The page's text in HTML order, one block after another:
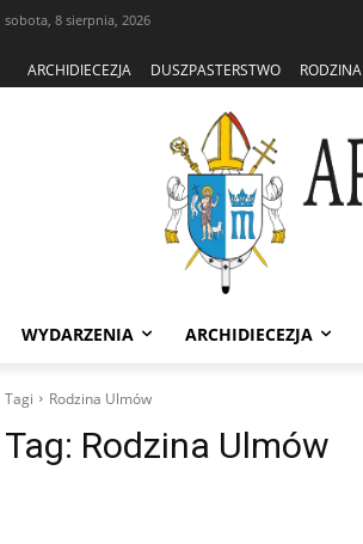
sobota, 8 sierpnia, 2026
ARCHIDIECEZJA DUSZPASTERSTWO RODZINA
WYDARZENIA ARCHIDIECEZJA
Tagi Rodzina Ulmów
Tag: Rodzina Ulmów